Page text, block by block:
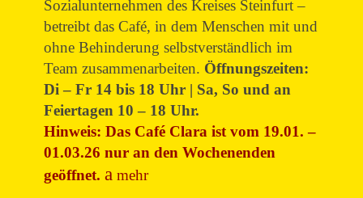
Sozialunternehmen des Kreises Steinfurt –
betreibt das Café, in dem Menschen mit und
ohne Behinderung selbstverständlich im
Team zusammenarbeiten. Öffnungszeiten:
Di – Fr 14 bis 18 Uhr | Sa, So und an
Feiertagen 10 – 18 Uhr.
Hinweis: Das Café Clara ist vom 19.01. –
01.03.26 nur an den Wochenenden
geöffnet.
mehr